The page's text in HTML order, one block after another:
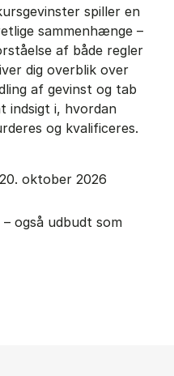
spiller en
sammenhænge –
af både regler
dig overblik over
af gevinst og tab
indsigt i, hvordan
og kvalificeres.
oktober 2026
også udbudt som